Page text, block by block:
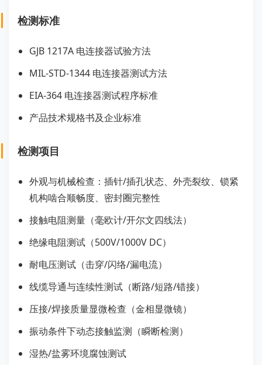
检测标准
GJB 1217A 电连接器试验方法
MIL-STD-1344 电连接器测试方法
EIA-364 电连接器测试程序标准
产品技术规格书及企业标准
检测项目
外观与机械检查：插针/插孔状态、外壳裂纹、锁紧
机构啮合顺畅度、密封圈完整性
接触电阻测量（毫欧计/开尔文四线法）
绝缘电阻测试（500V/1000V DC）
耐电压测试（击穿/闪络/漏电流）
线缆导通与连续性测试（断路/短路/错接）
压接/焊接质量显微检查（金相显微镜）
振动条件下动态接触监测（瞬断检测）
湿热/盐雾环境腐蚀测试